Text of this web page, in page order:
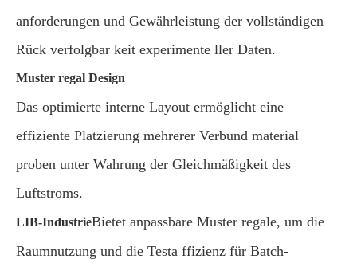
anforderungen und Gewährleistung der vollständigen
Rück verfolgbar keit experimente ller Daten.
Muster regal Design
Das optimierte interne Layout ermöglicht eine
effiziente Platzierung mehrerer Verbund material
proben unter Wahrung der Gleichmäßigkeit des
Luftstroms.
LIB-IndustrieBietet anpassbare Muster regale, um die
Raumnutzung und die Testa ffizienz für Batch-